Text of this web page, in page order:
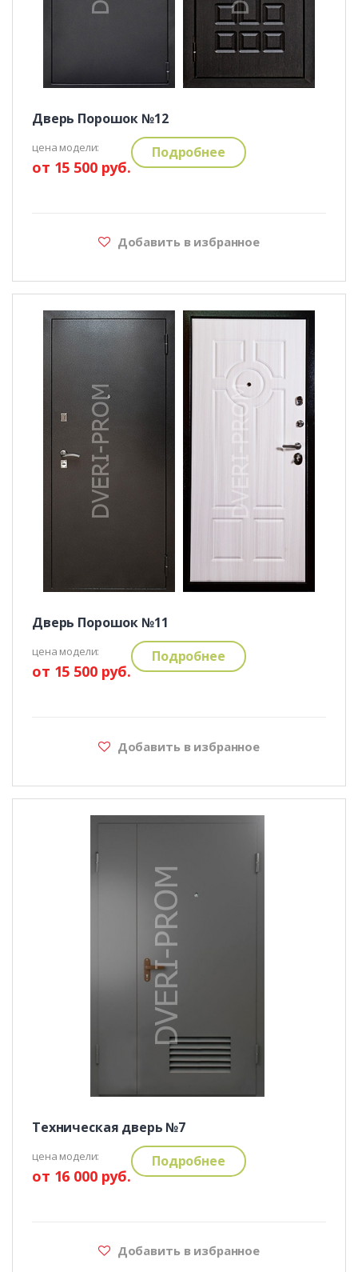
Дверь Порошок №12
цена модели:
от 15 500 руб.
Подробнее
Добавить в избранное
Дверь Порошок №11
цена модели:
от 15 500 руб.
Подробнее
Добавить в избранное
Техническая дверь №7
цена модели:
от 16 000 руб.
Подробнее
Добавить в избранное